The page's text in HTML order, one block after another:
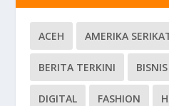
ACEH AMERIKA
BERITA TERKINI BISNIS
DIGITAL FASHION